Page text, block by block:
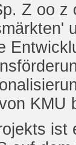
Z oo z
KMU
ist